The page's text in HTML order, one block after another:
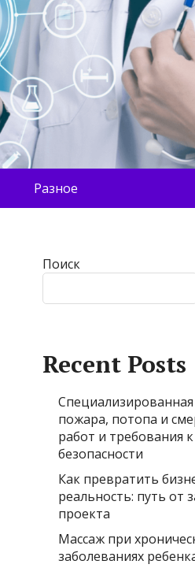
Разное
Поиск
Recent Posts
Специализированная
пожара, потопа и
работ и требования к
безопасности
Как превратить
реальность: путь от
проекта
Массаж при
заболеваниях